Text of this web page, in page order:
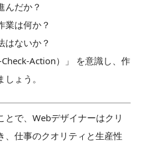
んだか？
業は何か？
はないか？
Check-Action）」 を意識し、作
ょう。
で、Webデザイナーはクリ
、仕事のクオリティと生産性